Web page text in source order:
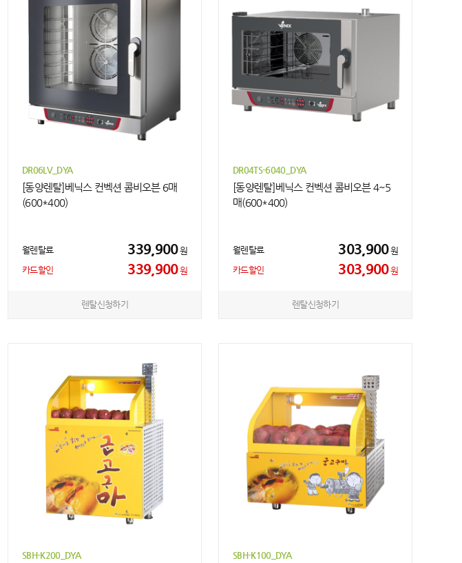
DR06LV_DYA
[동양렌탈]베닉스 컨벡션 콤비오븐 6매
(600*400)
월렌탈료 339,900원
카드할인
339,900원
렌탈신청하기
DR04TS-6040_DYA
[동양렌탈]베닉스 컨벡션 콤비오븐 4~5
매(600*400)
월렌탈료 303,900원
카드할인
303,900원
렌탈신청하기
SBH-K200_DYA SBH-K100_DYA